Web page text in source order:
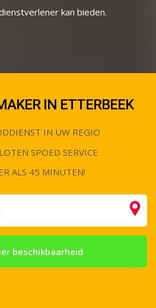
kan bieden.
IN ETTERBEEK
IN UW REGIO
SPOED SERVICE
ALS 45 MINUTEN!
beschikbaarheid